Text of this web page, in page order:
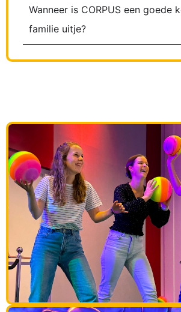
Wanneer is CORPUS een goede
familie uitje?